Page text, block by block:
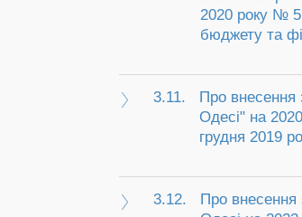
2020 року №
бюджету та
3.11.
Про внесення
Одесі" на
грудня 2019
3.12.
Про внесення